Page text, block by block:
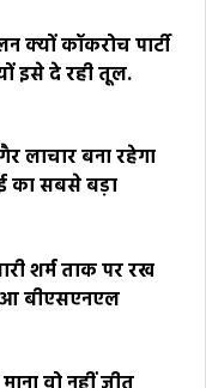
क्यों कॉकरोच पार्टी
इसे दे रही तूल.
लाचार बना रहेगा
का सबसे बड़ा
शर्म ताक पर रख
बीएसएनएल